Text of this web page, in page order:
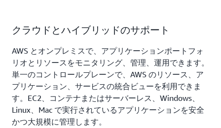
クラウドとハイブリッドのサポート
AWS とオンプレミスで、アプリケーションポートフォ
リオとリソースをモニタリング、管理、運用できます。
単一のコントロールプレーンで、AWS のリソース、ア
プリケーション、サービスの統合ビューを利用できま
す。EC2、コンテナまたはサーバーレス、Windows、
Linux、Mac で実行されているアプリケーションを安全
かつ大規模に管理します。